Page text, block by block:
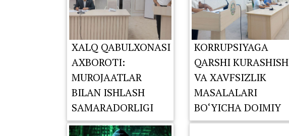
XALQ QABULXONASI
AXBOROTI:
MUROJAATLAR
BILAN ISHLASH
SAMARADORLIGI
TAHLIL QILINDI
KORRUPSIYAGA
QARSHI KURASHISH
VA XAVFSIZLIK
MASALALARI
BO‘YICHA DOIMIY
KOMISSIYASINING